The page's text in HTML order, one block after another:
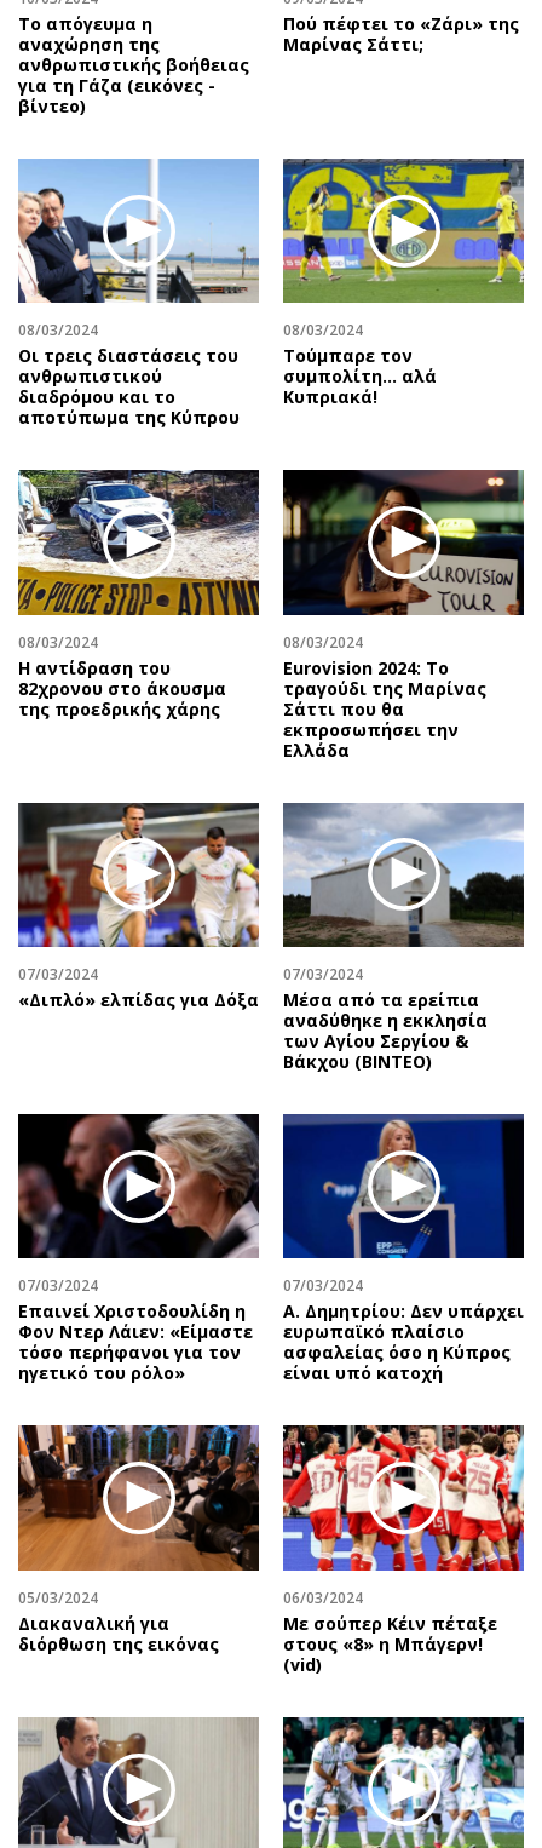
Το απόγευμα η
αναχώρηση της
ανθρωπιστικής βοήθειας
για τη Γάζα (εικόνες -
βίντεο)
Πού πέφτει το «Ζάρι» της
Μαρίνας Σάττι;
08/03/2024
Οι τρεις διαστάσεις του
ανθρωπιστικού
διαδρόμου και το
αποτύπωμα της Κύπρου
08/03/2024
Τούμπαρε τον
συμπολίτη… αλά
Κυπριακά!
08/03/2024
Η αντίδραση του
82χρονου στο άκουσμα
της προεδρικής χάρης
08/03/2024
Eurovision 2024: Το
τραγούδι της Μαρίνας
Σάττι που θα
εκπροσωπήσει την
Ελλάδα
07/03/2024
«Διπλό» ελπίδας για Δόξα
07/03/2024
Μέσα από τα ερείπια
αναδύθηκε η εκκλησία
των Αγίου Σεργίου &
Βάκχου (ΒΙΝΤΕΟ)
07/03/2024
Επαινεί Χριστοδουλίδη η
Φον Ντερ Λάιεν: «Είμαστε
τόσο περήφανοι για τον
ηγετικό του ρόλο»
07/03/2024
Α. Δημητρίου: Δεν υπάρχει
ευρωπαϊκό πλαίσιο
ασφαλείας όσο η Κύπρος
είναι υπό κατοχή
05/03/2024
Διακαναλική για
διόρθωση της εικόνας
06/03/2024
Με σούπερ Κέιν πέταξε
στους «8» η Μπάγερν!
(vid)